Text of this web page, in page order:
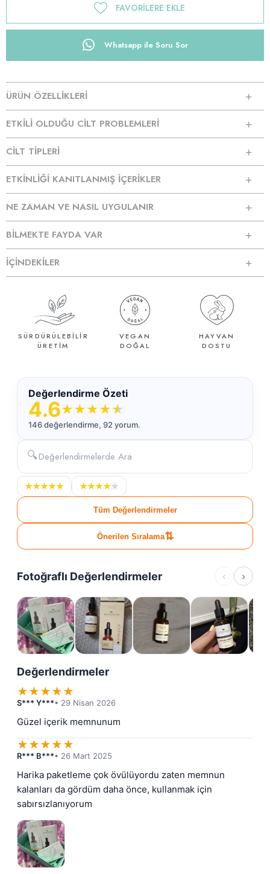
FAVORILERE EKLE
Whatsapp ile Soru Sor
ÜRÜN ÖZELLİKLERİ
ETKİLİ OLDUĞU CİLT PROBLEMLERİ
CİLT TİPLERİ
ETKİNLİĞİ KANITLANMIŞ İÇERİKLER
NE ZAMAN VE NASIL UYGULANIR
BİLMEKTE FAYDA VAR
İÇİNDEKİLER
SÜRDÜRÜLEBİLİR
ÜRETİM
VEGAN
DOĞAL
HAYVAN
DOSTU
Değerlendirme Özeti
4.6★★★★★
146 değerlendirme, 92 yorum.
🔍
★★★★★ ★★★★★
Tüm Değerlendirmeler
Önerilen Sıralama⇅
Fotoğraflı Değerlendirmeler ‹ ›
Değerlendirmeler
★★★★★
S*** Y***• 29 Nisan 2026
Güzel içerik memnunum
★★★★★
R*** B***• 26 Mart 2025
Harika paketleme çok övülüyordu zaten memnun
kalanları da gördüm daha önce, kullanmak için
sabırsızlanıyorum